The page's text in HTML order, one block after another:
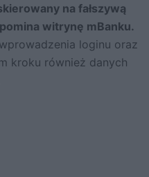
na fałszywą
witrynę mBanku.
loginu oraz
kroku również danych